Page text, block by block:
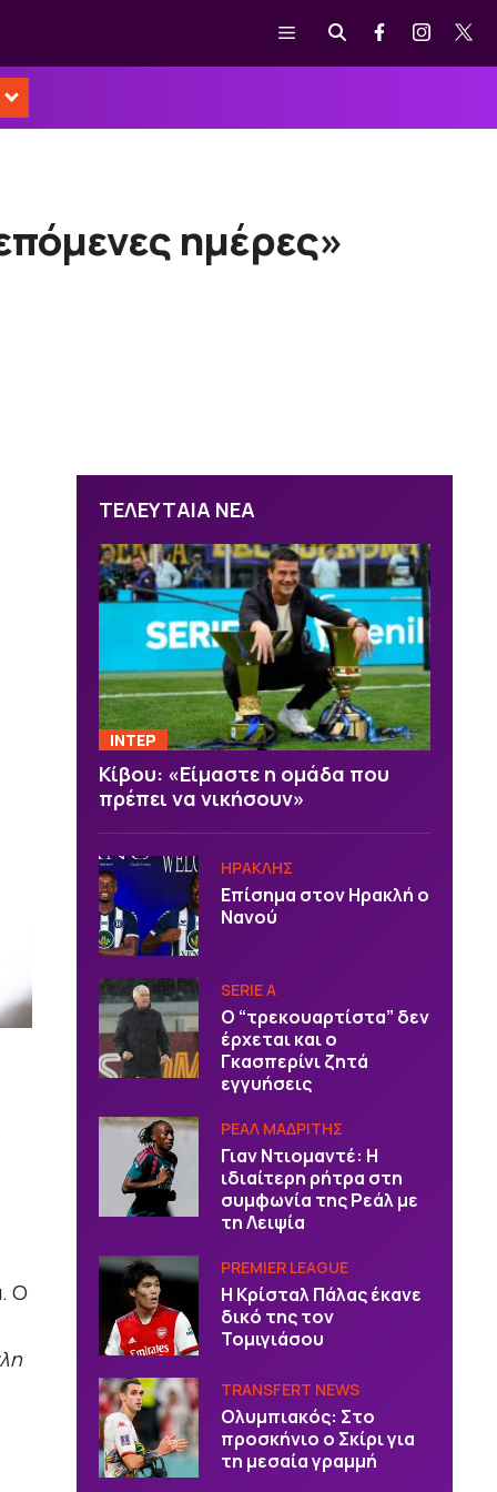
Μενού
ημέρες»
Ο
ΤΕΛΕΥΤΑΙΑ ΝΕΑ
ΙΝΤΕΡ
Κίβου: «Είμαστε η ομάδα που
πρέπει να νικήσουν»
ΗΡΑΚΛΗΣ
Επίσημα στον Ηρακλή ο
Νανού
SERIE A
Ο “τρεκουαρτίστα” δεν
έρχεται και ο
Γκασπερίνι ζητά
εγγυήσεις
ΡΕΑΛ ΜΑΔΡΙΤΗΣ
Γιαν Ντιομαντέ: Η
ιδιαίτερη ρήτρα στη
συμφωνία της Ρεάλ με
τη Λειψία
PREMIER LEAGUE
Η Κρίσταλ Πάλας έκανε
δικό της τον
Τομιγιάσου
TRANSFERT NEWS
Ολυμπιακός: Στο
προσκήνιο ο Σκίρι για
τη μεσαία γραμμή